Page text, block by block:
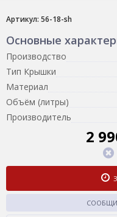
Артикул: 56-18-sh
Основные
Производство
Тип Крышки
Материал
Объём (литры)
Производитель
2